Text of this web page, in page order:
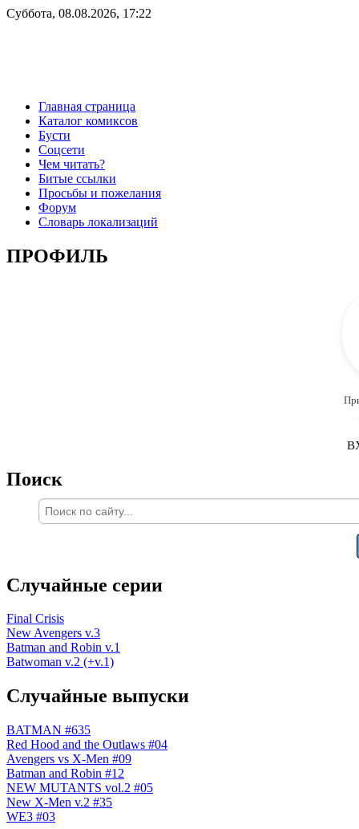
Суббота, 08.08.2026, 17:22
Главная страница
Каталог комиксов
Бусти
Соцсети
Чем читать?
Битые ссылки
Просьбы и пожелания
Форум
Словарь локализаций
ПРОФИЛЬ
Поиск
Случайные серии
Final Crisis
New Avengers v.3
Batman and Robin v.1
Batwoman v.2 (+v.1)
Случайные выпуски
BATMAN #635
Red Hood and the Outlaws #04
Avengers vs X-Men #09
Batman and Robin #12
NEW MUTANTS vol.2 #05
New X-Men v.2 #35
WE3 #03